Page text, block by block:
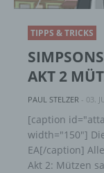
TIPPS & TRICKS
AKT 2
PAUL STELZER - 03.
[caption
width="150"]
EA[/caption]
Akt 2: Mützen